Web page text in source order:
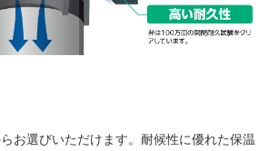
お選びいただけます。耐候性に優れた保温